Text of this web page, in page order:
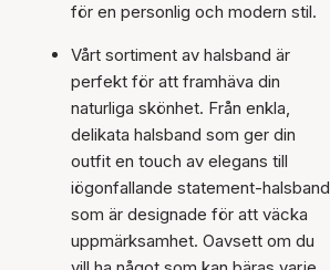
för en personlig och modern stil.
Vårt sortiment av halsband är
perfekt för att framhäva din
naturliga skönhet. Från enkla,
delikata halsband som ger din
outfit en touch av elegans till
iögonfallande statement-halsband
som är designade för att väcka
uppmärksamhet. Oavsett om du